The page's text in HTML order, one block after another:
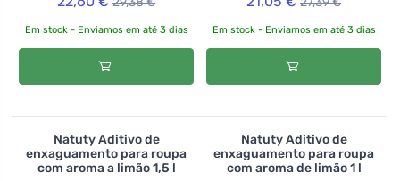
Em stock - Enviamos em até 3 dias Em stock - Enviamos em até 3 dias
Natuty Aditivo de
enxaguamento para roupa
com aroma a limão 1,5 l
Natuty Aditivo de
enxaguamento para roupa
com aroma de limão 1 l